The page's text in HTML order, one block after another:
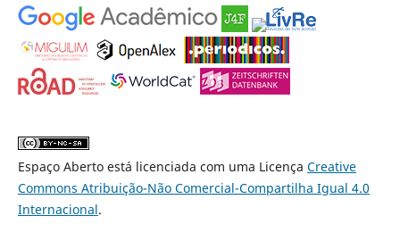
Espaço Aberto está licenciada com uma Licença Creative
Commons Atribuição-Não Comercial-Compartilha Igual 4.0
Internacional.